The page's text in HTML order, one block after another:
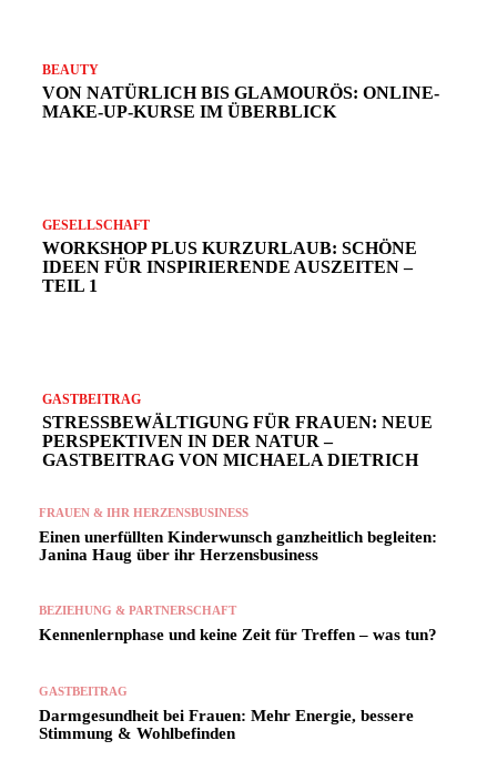
BEAUTY
VON NATÜRLICH BIS GLAMOURÖS: ONLINE-
MAKE-UP-KURSE IM ÜBERBLICK
GESELLSCHAFT
WORKSHOP PLUS KURZURLAUB: SCHÖNE
IDEEN FÜR INSPIRIERENDE AUSZEITEN –
TEIL 1
GASTBEITRAG
STRESSBEWÄLTIGUNG FÜR FRAUEN: NEUE
PERSPEKTIVEN IN DER NATUR –
GASTBEITRAG VON MICHAELA DIETRICH
FRAUEN & IHR HERZENSBUSINESS
Einen unerfüllten Kinderwunsch ganzheitlich begleiten:
Janina Haug über ihr Herzensbusiness
BEZIEHUNG & PARTNERSCHAFT
Kennenlernphase und keine Zeit für Treffen – was tun?
GASTBEITRAG
Darmgesundheit bei Frauen: Mehr Energie, bessere
Stimmung & Wohlbefinden